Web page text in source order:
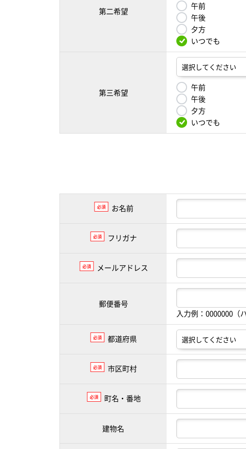
第二希望
午前
午後
夕方
いつでも
第三希望
午前
午後
夕方
いつでも
必須 お名前
必須 フリガナ
必須 メールアドレス
郵便番号
入力例：0000000（
必須 都道府県
必須 市区町村
必須 町名・番地
建物名